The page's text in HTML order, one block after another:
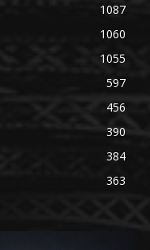
1087
1060
1055
597
456
390
384
363